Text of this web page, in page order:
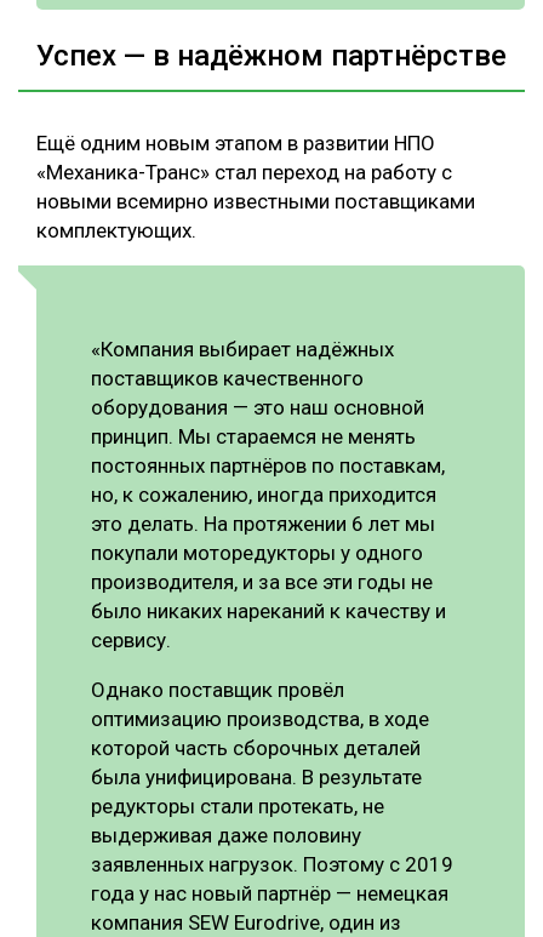
Успех — в надёжном партнёрстве
Ещё одним новым этапом в развитии НПО
«Механика-Транс» стал переход на работу с
новыми всемирно известными поставщиками
комплектующих.
«Компания выбирает надёжных
поставщиков качественного
оборудования — это наш основной
принцип. Мы стараемся не менять
постоянных партнёров по поставкам,
но, к сожалению, иногда приходится
это делать. На протяжении 6 лет мы
покупали моторедукторы у одного
производителя, и за все эти годы не
было никаких нареканий к качеству и
сервису.
Однако поставщик провёл
оптимизацию производства, в ходе
которой часть сборочных деталей
была унифицирована. В результате
редукторы стали протекать, не
выдерживая даже половину
заявленных нагрузок. Поэтому с 2019
года у нас новый партнёр — немецкая
компания SEW Eurodrive, один из